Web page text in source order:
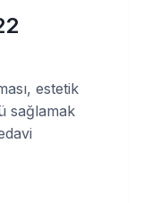
estetik
sağlamak